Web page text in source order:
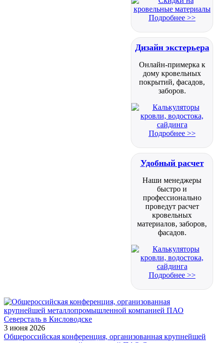
Подробнее >>
Дизайн экстерьера
Онлайн-примерка к
дому кровельных
покрытий, фасадов,
заборов.
Подробнее >>
Удобный расчет
Наши менеджеры
быстро и
профессионально
проведут расчет
кровельных
материалов, заборов,
фасадов.
Подробнее >>
3 июня 2026
Общероссийская конференция, организованная крупнейшей